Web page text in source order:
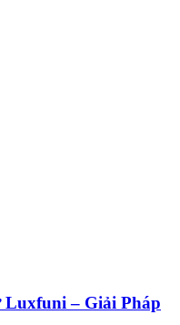
– Giải Pháp